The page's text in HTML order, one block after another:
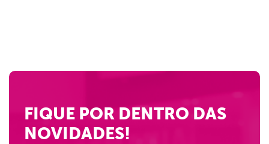
FIQUE POR DENTRO DAS
NOVIDADES!